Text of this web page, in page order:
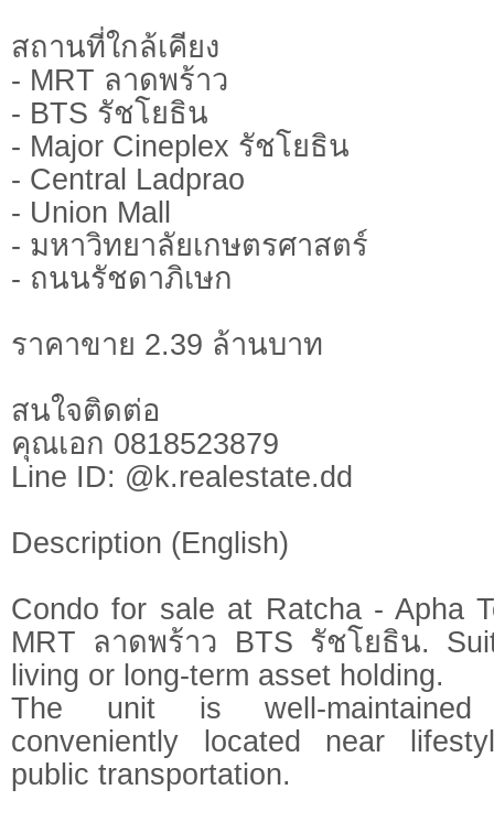
สถานที่ใกล้เคียง
- MRT ลาดพร้าว
- BTS รัชโยธิน
- Major Cineplex รัชโยธิน
- Central Ladprao
- Union Mall
- มหาวิทยาลัยเกษตรศาสตร์
- ถนนรัชดาภิเษก
ราคาขาย 2.39 ล้านบาท
สนใจติดต่อ
คุณเอก 0818523879
Line ID: @k.realestate.dd
Description (English)
Condo for sale at Ratcha - Apha
MRT ลาดพร้าว BTS รัชโยธิน.
living or long-term asset holding.
The unit is well-maintained
conveniently located near
public transportation.